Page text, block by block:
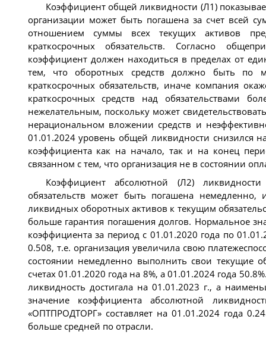
Коэффициент общей ликвидности (Л1)
организации может быть погашена за счет всей
отношением суммы всех текущих активов
краткосрочных обязательств. Согласно
коэффициент должен находиться в пределах от
тем, что оборотных средств должно быть по
краткосрочных обязательств, иначе компания
краткосрочных средств над обязательствами
нежелательным, поскольку может
нерациональном вложении средств и
01.01.2024 уровень общей ликвидности снизился
коэффициента как на начало, так и на конец
связанном с тем, что организация не в состоянии
Коэффициент абсолютной (Л2)
обязательств может быть погашена немедленно,
ликвидных оборотных активов к текущим
больше гарантия погашения долгов. Нормальное
коэффициента за период c 01.01.2020 года по
0.508, т.е. организация увеличила свою
состоянии немедленно выполнить свои текущие
счетах 01.01.2020 года на 8%, а 01.01.2024 года
ликвидность достигала на 01.01.2023 г., а
значение коэффициента абсолютной
«ОПТПРОДТОРГ» составляет на 01.01.2024 года
больше средней по отрасли.